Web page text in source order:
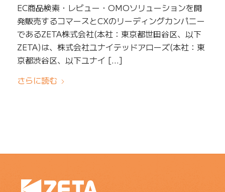
EC商品検索・レビュー・OMOソリューションを開
発販売するコマースとCXのリーディングカンパニー
であるZETA株式会社(本社：東京都世田谷区、以下
ZETA)は、株式会社ユナイテッドアローズ(本社：東
京都渋谷区、以下ユナイ […]
さらに読む